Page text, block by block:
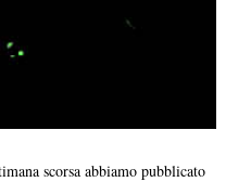
scorsa abbiamo pubblicato